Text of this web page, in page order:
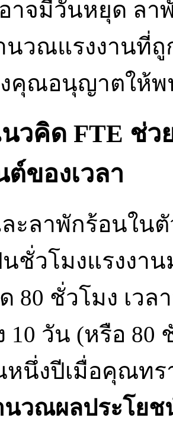
าจมีวันหยุด ลา
นวณแรงงานที่
คุณอนุญาตให้
วคิด FTE ช่
ต์ของเวลา
ะลาพักร้อนในตั
นชั่วโมงแรงงา
80 ชั่วโมง เว
10 วัน (หรือ 80
หนึ่งปีเมื่อคุณทร
วณผลประโยช